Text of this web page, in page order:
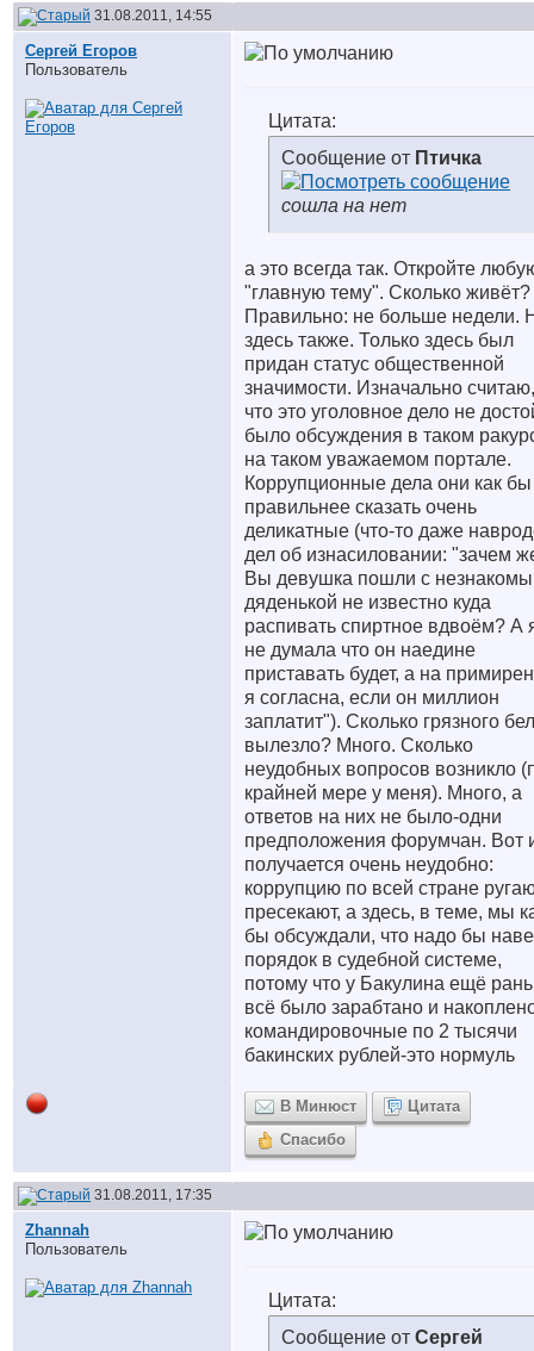
31.08.2011, 14:55
Сергей Егоров
Пользователь
Цитата:
Сообщение от Птичка
сошла на нет
а это всегда так. Откройте
"главную тему". Сколько живёт?
Правильно: не больше недели.
здесь также. Только здесь был
придан статус общественной
значимости. Изначально считаю,
что это уголовное дело не
было обсуждения в таком
на таком уважаемом портале.
Коррупционные дела они как бы
правильнее сказать очень
деликатные (что-то даже
дел об изнасиловании: "зачем
Вы девушка пошли с
дяденькой не известно куда
распивать спиртное вдвоём? А
не думала что он наедине
приставать будет, а на
я согласна, если он миллион
заплатит"). Сколько грязного
вылезло? Много. Сколько
неудобных вопросов возникло
крайней мере у меня). Много, а
ответов на них не было-одни
предположения форумчан. Вот
получается очень неудобно:
коррупцию по всей стране
пресекают, а здесь, в теме, мы
бы обсуждали, что надо бы
порядок в судебной системе,
потому что у Бакулина ещё
всё было зарабтано и
командировочные по 2 тысячи
бакинских рублей-это нормуль
В Минюст
Цитата
Спасибо
31.08.2011, 17:35
Zhannah
Пользователь
Цитата:
Сообщение от Сергей